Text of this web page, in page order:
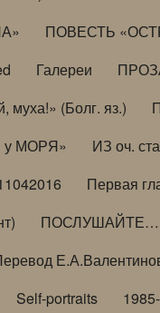
ПОВЕСТЬ
Галереи
муха!» (Болг. яз.)
у МОРЯ» ИЗ оч.
Первая
ПОСЛУШАЙТЕ…
Self-portraits